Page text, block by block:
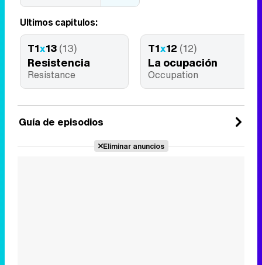
Últimos capítulos:
T1x13 (13)
Resistencia
Resistance
T1x12 (12)
La ocupación
Occupation
Guía de episodios
Eliminar anuncios